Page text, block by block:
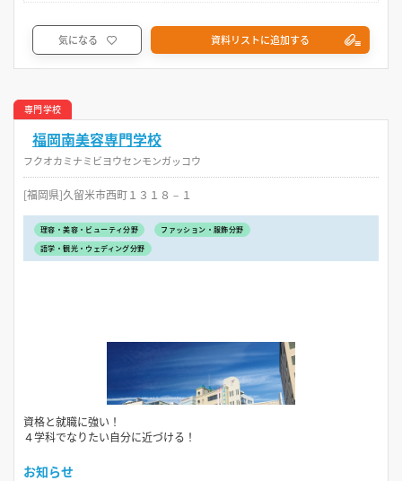
気になる 資料リストに追加する
専門学校
福岡南美容専門学校
フクオカミナミビヨウセンモンガッコウ
[福岡県]久留米市西町１３１８－１
理容・美容・ビューティ分野
ファッション・服飾分野
語学・観光・ウェディング分野
資格と就職に強い！
４学科でなりたい自分に近づける！
お知らせ